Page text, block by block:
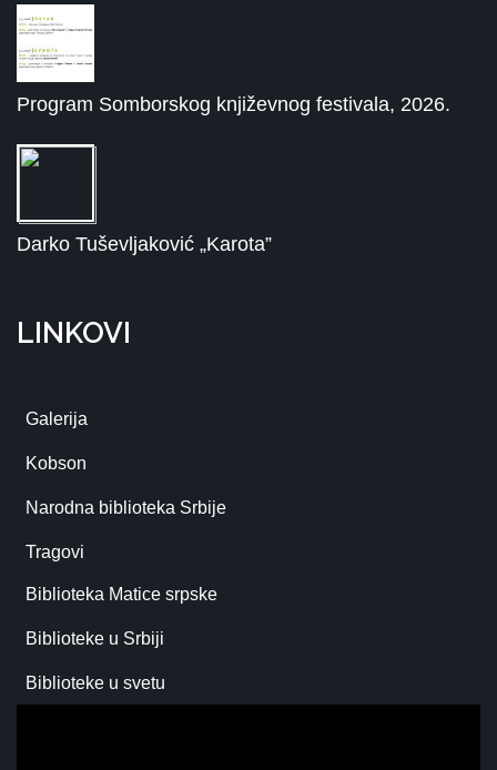
Program Somborskog književnog festivala, 2026.
Darko Tuševljaković „Karota”
LINKOVI
Galerija
Kobson
Narodna biblioteka Srbije
Tragovi
Biblioteka Matice srpske
Biblioteke u Srbiji
Biblioteke u svetu